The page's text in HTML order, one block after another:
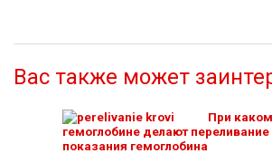
Вас также может
При каком
гемоглобине делают переливание
показания гемоглобина